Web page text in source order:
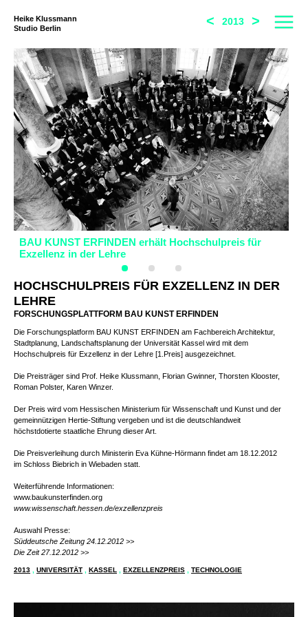
Heike Klussmann
Studio Berlin
< 2013 >
BAU KUNST ERFINDEN erhält Hochschulpreis für
Exzellenz in der Lehre
HOCHSCHULPREIS FÜR EXZELLENZ IN DER
LEHRE
FORSCHUNGSPLATTFORM BAU KUNST ERFINDEN
Die Forschungsplatform BAU KUNST ERFINDEN am Fachbereich Architektur,
Stadtplanung, Landschaftsplanung der Universität Kassel wird mit dem
Hochschulpreis für Exzellenz in der Lehre [1.Preis] ausgezeichnet.
Die Preisträger sind Prof. Heike Klussmann, Florian Gwinner, Thorsten Klooster,
Roman Polster, Karen Winzer.
Der Preis wird vom Hessischen Ministerium für Wissenschaft und Kunst und der
gemeinnützigen Hertie-Stiftung vergeben und ist die deutschlandweit
höchstdotierte staatliche Ehrung dieser Art.
Die Preisverleihung durch Ministerin Eva Kühne-Hörmann findet am 18.12.2012
im Schloss Biebrich in Wiebaden statt.
Weiterführende Informationen:
www.baukunsterfinden.org
www.wissenschaft.hessen.de/exzellenzpreis
Auswahl Presse:
Süddeutsche Zeitung 24.12.2012 >>
Die Zeit 27.12.2012 >>
2013 UNIVERSITÄT KASSEL EXZELLENZPREIS TECHNOLOGIE